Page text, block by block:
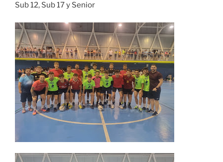
Sub 12, Sub 17 y Senior